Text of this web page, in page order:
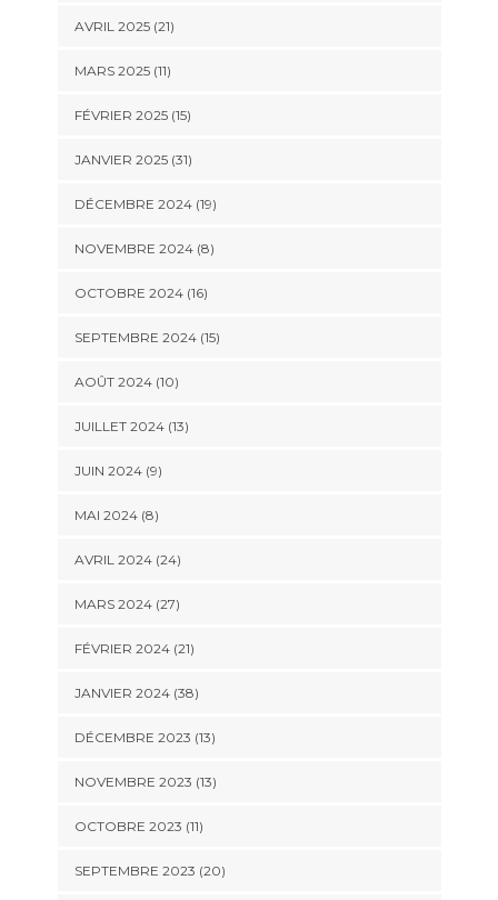
AVRIL 2025 (21)
MARS 2025 (11)
FÉVRIER 2025 (15)
JANVIER 2025 (31)
DÉCEMBRE 2024 (19)
NOVEMBRE 2024 (8)
OCTOBRE 2024 (16)
SEPTEMBRE 2024 (15)
AOÛT 2024 (10)
JUILLET 2024 (13)
JUIN 2024 (9)
MAI 2024 (8)
AVRIL 2024 (24)
MARS 2024 (27)
FÉVRIER 2024 (21)
JANVIER 2024 (38)
DÉCEMBRE 2023 (13)
NOVEMBRE 2023 (13)
OCTOBRE 2023 (11)
SEPTEMBRE 2023 (20)